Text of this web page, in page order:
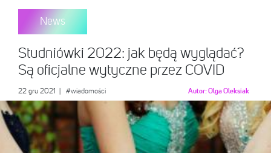
News
Studniówki 2022: jak będą wyglądać?
Są oficjalne wytyczne przez COVID
22 gru 2021 #wiadomości Autor:Olga Oleksiak